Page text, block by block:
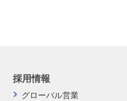
採用情報
グローバル営業